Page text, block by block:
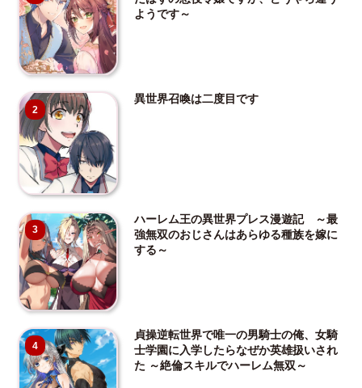
ようです～
2
異世界召喚は二度目です
3
ハーレム王の異世界プレス漫遊記 ～最
強無双のおじさんはあらゆる種族を嫁に
する～
4
貞操逆転世界で唯一の男騎士の俺、女騎
士学園に入学したらなぜか英雄扱いされ
た ～絶倫スキルでハーレム無双～